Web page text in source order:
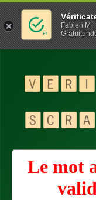
Le mot
Fabien M